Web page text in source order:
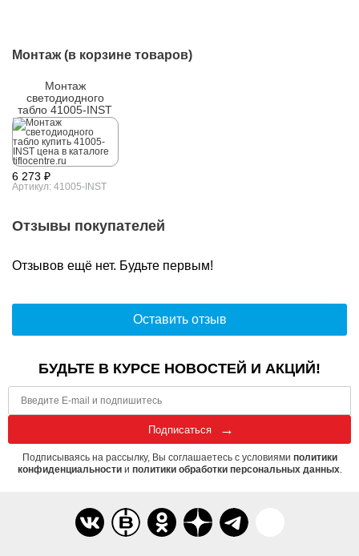
Монтаж (в корзине товаров)
Монтаж
светодиодного
табло 41005-INST
6 273 ₽
Артикул: 41005-INST
Отзывы покупателей
Отзывов ещё нет. Будьте первым!
Оставить отзыв
БУДЬТЕ В КУРСЕ НОВОСТЕЙ И АКЦИЙ!
Подписаться
Подписываясь на рассылку, Вы соглашаетесь с условиями политики
конфиденциальностии политики обработки персональных данных.